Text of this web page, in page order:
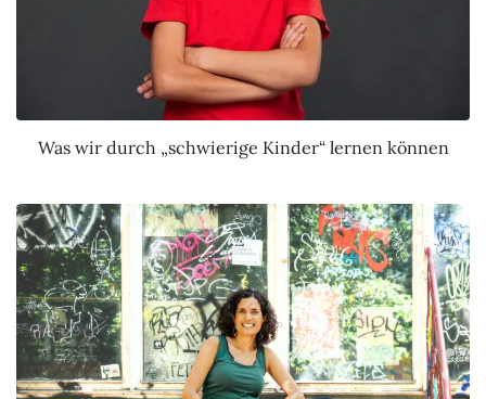
Was wir durch „schwierige Kinder“ lernen können